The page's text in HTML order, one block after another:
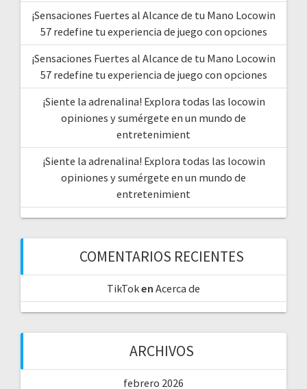
¡Sensaciones Fuertes al Alcance de tu Mano Locowin
57 redefine tu experiencia de juego con opciones
¡Sensaciones Fuertes al Alcance de tu Mano Locowin
57 redefine tu experiencia de juego con opciones
¡Siente la adrenalina! Explora todas las locowin
opiniones y sumérgete en un mundo de
entretenimient
¡Siente la adrenalina! Explora todas las locowin
opiniones y sumérgete en un mundo de
entretenimient
COMENTARIOS RECIENTES
TikToken Acerca de
ARCHIVOS
febrero 2026